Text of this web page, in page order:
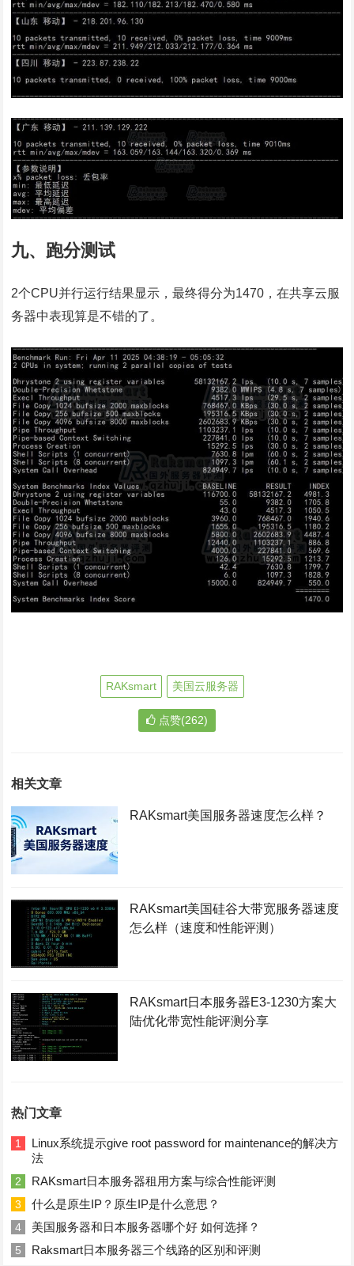
九、跑分测试
2个CPU并行运行结果显示，最终得分为1470，在共享云服
务器中表现算是不错的了。
RAKsmart 美国云服务器
点赞(262)
相关文章
RAKsmart美国服务器速度怎么样？
RAKsmart美国硅谷大带宽服务器速度
怎么样（速度和性能评测）
RAKsmart日本服务器E3-1230方案大
陆优化带宽性能评测分享
热门文章
1
Linux系统提示give root password for maintenance的解决方
法
2 RAKsmart日本服务器租用方案与综合性能评测
3 什么是原生IP？原生IP是什么意思？
4 美国服务器和日本服务器哪个好 如何选择？
5 Raksmart日本服务器三个线路的区别和评测